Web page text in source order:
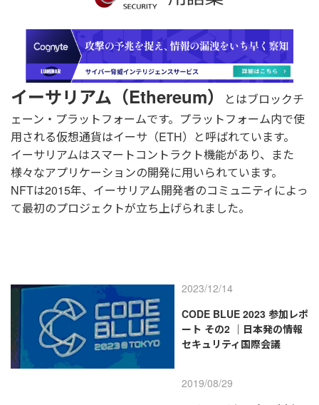
イーサリアム（Ethereum）
とはブロックチ
ェーン・プラットフォームです。プラットフォーム内で使
用される仮想通貨はイーサ（ETH）と呼ばれています。
イーサリアムはスマートコントラクト機能があり、また
様々なアプリケーションの開発に用いられています。
NFTは2015年、イーサリアム開発者のコミュニティによっ
て最初のプロジェクトが立ち上げられました。
2023/12/14
CODE BLUE 2023 参加レポ
ート その2 ｜日本発の情報
セキュリティ国際会議
2019/08/29